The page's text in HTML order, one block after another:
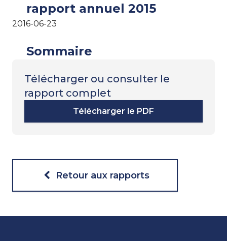
rapport annuel 2015
2016-06-23
Sommaire
Télécharger ou consulter le
rapport complet
Télécharger le PDF
Retour aux rapports